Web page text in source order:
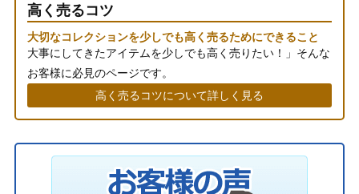
高く売るコツ
大切なコレクションを少しでも高く売るためにできること
大事にしてきたアイテムを少しでも高く売りたい！」そんな
お客様に必見のページです。
高く売るコツについて詳しく見る